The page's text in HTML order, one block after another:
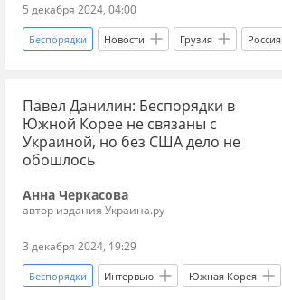
5 декабря 2024, 04:00
Беспорядки Новости Грузия Россия
Тбилиси Алексей Кочетков НАТО
Европарламент Майдан оппозиция
переворот
Павел Данилин: Беспорядки в
Южной Корее не связаны с
Украиной, но без США дело не
обошлось
Анна Черкасова
автор издания Украина.ру
3 декабря 2024, 19:29
Беспорядки Интервью Южная Корея